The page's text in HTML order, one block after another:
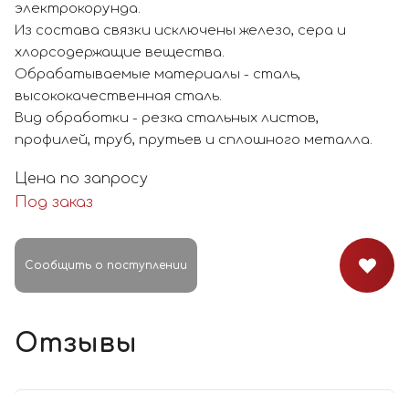
электрокорунда.
Из состава связки исключены железо, сера и
хлорсодержащие вещества.
Обрабатываемые материалы - сталь,
высококачественная сталь.
Вид обработки - резка стальных листов,
профилей, труб, прутьев и сплошного металла.
Цена по запросу
Под заказ
Сообщить о поступлении
Отзывы